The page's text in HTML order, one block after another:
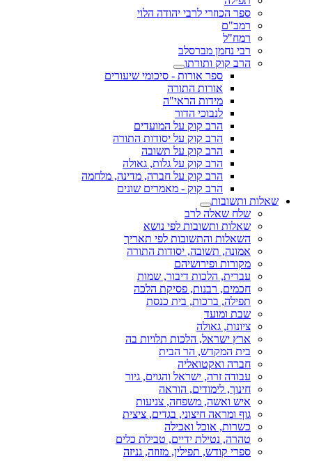
ספר הכוזרי לרבי יהודה הלוי
רמב"ם
רמח"ל
רבי נחמן מברסלב
הרב קוק ותורתו
ספר אורות - סיכומי שיעורים
אורות התורה
מידות הראי"ה
לנבוכי הדור
הרב קוק על המועדים
הרב קוק על יסודות התורה
הרב קוק על תשובה
הרב קוק על גלות, גאולה
הרב קוק על חברה, מדינה, מלחמה
הרב קוק - מאמרים שונים
שאלות ותשובות
שלח שאלה לרב
שאלות ותשובות לפי נושא
השאלות והתשובות לפי תאריך
אמונה, תשובה, יסודות התורה
מקורות ופירושיהם
עברית, הלכות דיבור, שמות
חכמים, רבנות, פסיקת הלכה
תפילה, ברכות, בית כנסת
שבת ומועד
ציונות, גאולה
ארץ ישראל, הלכות תלויות בה
בית המקדש, הר הבית
חברה ואקטואליה
עבודה זרה, ישראל והגוים, גיור
חינוך, לימודים, הוראה
איש ואשה, משפחה, צניעות
גוף ומראה חיצוני, בגדים, ציצית
כשרות, אוכל ואכילה
טהרה, נטילת ידיים, טבילת כלים
ספרי קודש, תפילין, מזוזה, גניזה